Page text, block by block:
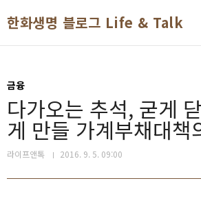
한화생명 블로그 Life & Talk
금융
다가오는 추석, 굳게
게 만들 가계부채대책
라이프앤톡 2016. 9. 5. 09:00